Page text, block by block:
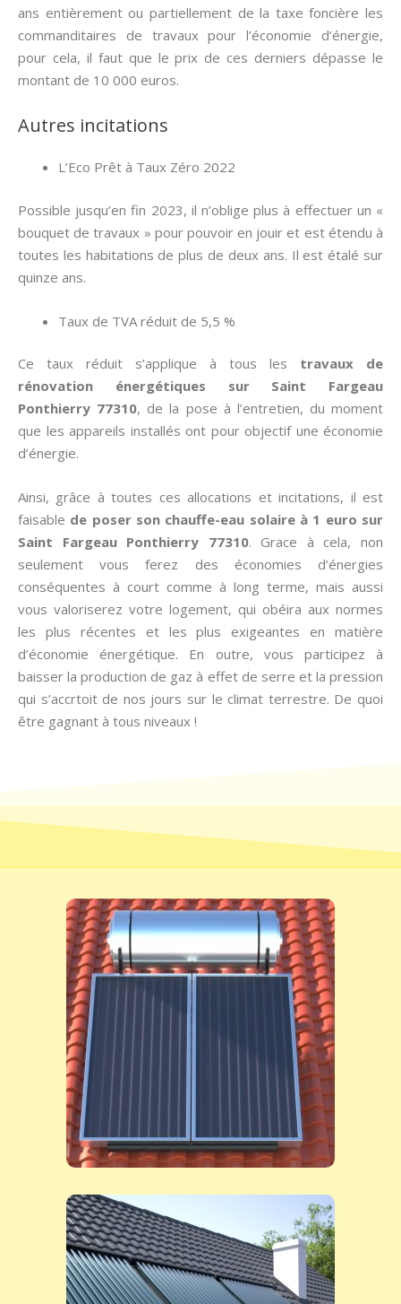
ans entièrement ou partiellement de la taxe foncière les
commanditaires de travaux pour l’économie d’énergie,
pour cela, il faut que le prix de ces derniers dépasse le
montant de 10 000 euros.
Autres incitations
L’Eco Prêt à Taux Zéro 2022
Possible jusqu’en fin 2023, il n’oblige plus à effectuer un «
bouquet de travaux » pour pouvoir en jouir et est étendu à
toutes les habitations de plus de deux ans. Il est étalé sur
quinze ans.
Taux de TVA réduit de 5,5 %
Ce taux réduit s’applique à tous les travaux de
rénovation énergétiques sur Saint Fargeau
Ponthierry 77310, de la pose à l’entretien, du moment
que les appareils installés ont pour objectif une économie
d’énergie.
Ainsi, grâce à toutes ces allocations et incitations, il est
faisable de poser son chauffe-eau solaire à 1 euro sur
Saint Fargeau Ponthierry 77310. Grace à cela, non
seulement vous ferez des économies d’énergies
conséquentes à court comme à long terme, mais aussi
vous valoriserez votre logement, qui obéira aux normes
les plus récentes et les plus exigeantes en matière
d’économie énergétique. En outre, vous participez à
baisser la production de gaz à effet de serre et la pression
qui s’accrtoit de nos jours sur le climat terrestre. De quoi
être gagnant à tous niveaux !